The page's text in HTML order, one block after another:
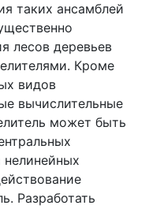
таких ансамблей
лесов деревьев
Кроме
видов
вычислительные
может быть
нелинейных
Разработать